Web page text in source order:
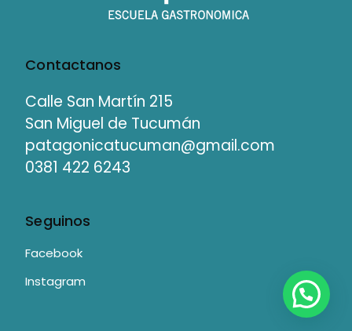
Contactanos
Calle San Martín 215
San Miguel de Tucumán
patagonicatucuman@gmail.com
0381 422 6243
Seguinos
Facebook
Instagram